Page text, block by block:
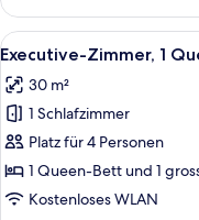
Zimmer,
1 Doppelbett
und
Alle
Fotos
für
Executive-
Zimmer,
1 Queen-
Bett
6
Executive-Zimmer, 1
30 m²
1 Schlafzimmer
Platz für 4 Personen
1 Queen-Bett und 1
Kostenloses WLAN